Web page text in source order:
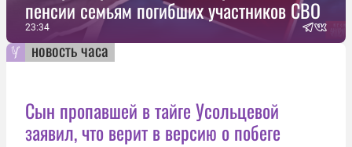
пенсии семьям погибших участников СВО
23:34
новость часа
Сын пропавшей в тайге Усольцевой
заявил, что верит в версию о побеге